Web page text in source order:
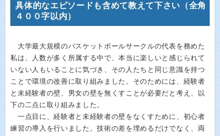
具体的なエピソードも含めて教えて下さい（全角
４００字以内）
大学最大規模のバスケットボールサークルの代表を務めた
私は、人数が多く所属する中で、本当に楽しいと感じられて
いない人もいることに気づき、その人たちと同じ意識を持つ
ことで環境の改善に取り組みました。そのためには、経験者
と未経験者の壁、男女の壁を無くすことが必要だと考え、以
下の二点に取り組みました。
一点目に、経験者と未経験者の壁をなくすために、初心者
練習の導入を行いました。技術の差を埋めるだけでなく、両